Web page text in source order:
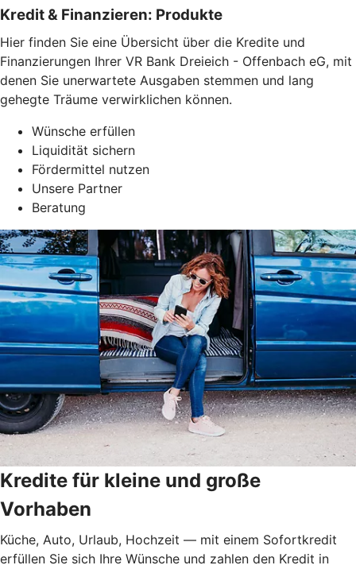
Kredit & Finanzieren: Produkte
Hier finden Sie eine Übersicht über die Kredite und
Finanzierungen Ihrer VR Bank Dreieich - Offenbach eG, mit
denen Sie unerwartete Ausgaben stemmen und lang
gehegte Träume verwirklichen können.
Wünsche erfüllen
Liquidität sichern
Fördermittel nutzen
Unsere Partner
Beratung
Kredite für kleine und große
Vorhaben
Küche, Auto, Urlaub, Hochzeit — mit einem Sofortkredit
erfüllen Sie sich Ihre Wünsche und zahlen den Kredit in